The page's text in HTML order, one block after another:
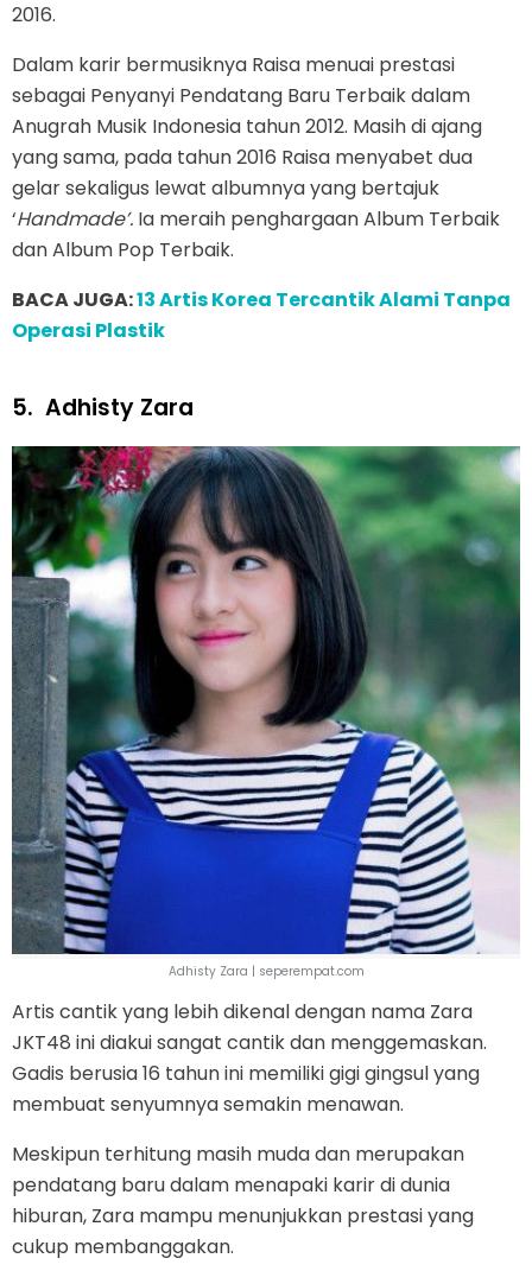
2016.
Dalam karir bermusiknya Raisa menuai prestasi
sebagai Penyanyi Pendatang Baru Terbaik dalam
Anugrah Musik Indonesia tahun 2012. Masih di ajang
yang sama, pada tahun 2016 Raisa menyabet dua
gelar sekaligus lewat albumnya yang bertajuk
‘Handmade’. Ia meraih penghargaan Album Terbaik
dan Album Pop Terbaik.
BACA JUGA:13 Artis Korea Tercantik Alami Tanpa
Operasi Plastik
5. Adhisty Zara
Adhisty Zara | seperempat.com
Artis cantik yang lebih dikenal dengan nama Zara
JKT48 ini diakui sangat cantik dan menggemaskan.
Gadis berusia 16 tahun ini memiliki gigi gingsul yang
membuat senyumnya semakin menawan.
Meskipun terhitung masih muda dan merupakan
pendatang baru dalam menapaki karir di dunia
hiburan, Zara mampu menunjukkan prestasi yang
cukup membanggakan.